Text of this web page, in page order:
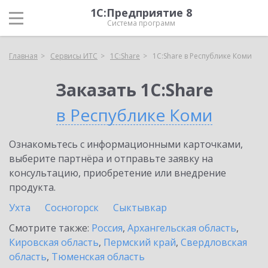
1С:Предприятие 8
Система программ
Главная Сервисы ИТС 1С:Share 1С:Share в Республике Коми
Заказать 1С:Share
в Республике Коми
Ознакомьтесь с информационными карточками,
выберите партнёра и отправьте заявку на
консультацию, приобретение или внедрение
продукта.
Ухта
Сосногорск
Сыктывкар
Смотрите также: Россия, Архангельская область,
Кировская область, Пермский край, Свердловская
область, Тюменская область